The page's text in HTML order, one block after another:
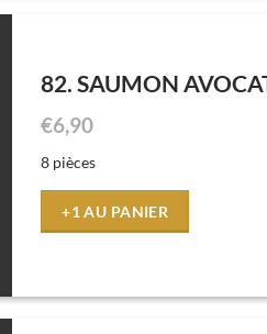
82. SAUMON
€6,90
8 pièces
+1 AU PANIER